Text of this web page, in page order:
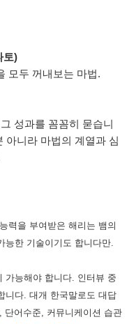
토)
모두 꺼내보는 마법.
성과를 꼼꼼히 묻습니
아니라 마법의 계열과 심
력을 부여받은 해리는 뱀의
능한 기술이기도 합니다만.
가능해야 합니다. 인터뷰 중
니다. 대개 한국말로도 대답
단어수준, 커뮤니케이션 습관